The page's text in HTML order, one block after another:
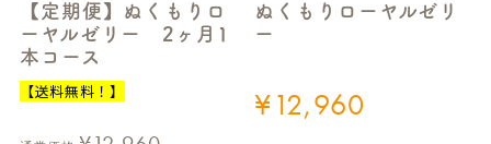
【定期便】ぬくもりロ
ーヤルゼリー 2ヶ月1
本コース
【送料無料！】
ぬくもりローヤルゼリ
ー
¥12,960